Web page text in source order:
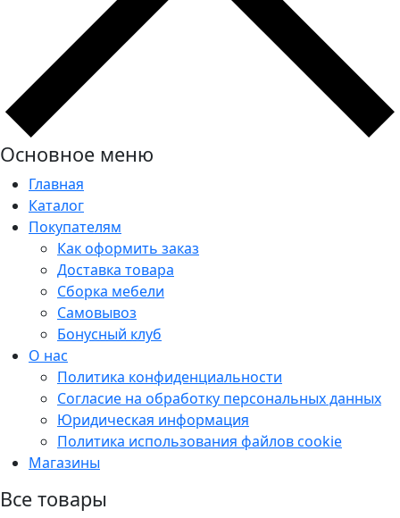
Основное меню
Главная
Каталог
Покупателям
Как оформить заказ
Доставка товара
Сборка мебели
Самовывоз
Бонусный клуб
О нас
Политика конфиденциальности
Согласие на обработку персональных данных
Юридическая информация
Политика использования файлов cookie
Магазины
Все товары